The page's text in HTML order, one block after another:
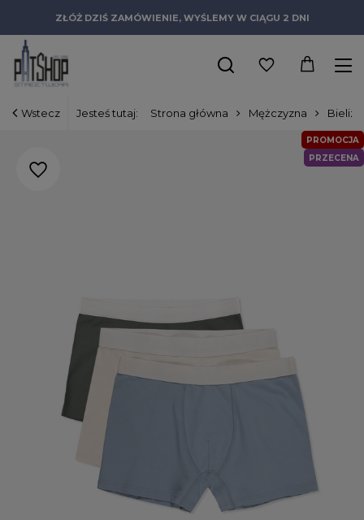
ZŁÓŻ DZIŚ ZAMÓWIENIE, WYŚLEMY W CIĄGU 2 DNI
Wstecz Jesteś tutaj: Strona główna Mężczyzna
PROMOCJA
PRZECENA